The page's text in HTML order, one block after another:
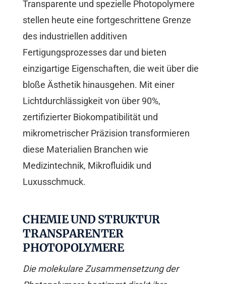
Transparente und spezielle Photopolymere
stellen heute eine fortgeschrittene Grenze
des industriellen additiven
Fertigungsprozesses dar und bieten
einzigartige Eigenschaften, die weit über die
bloße Ästhetik hinausgehen. Mit einer
Lichtdurchlässigkeit von über 90%,
zertifizierter Biokompatibilität und
mikrometrischer Präzision transformieren
diese Materialien Branchen wie
Medizintechnik, Mikrofluidik und
Luxusschmuck.
CHEMIE UND STRUKTUR
TRANSPARENTER
PHOTOPOLYMERE
Die molekulare Zusammensetzung der